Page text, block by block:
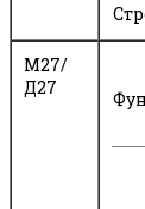
М27/
Д27